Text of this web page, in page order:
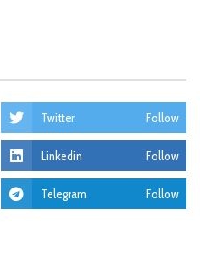
Twitter Follow
Linkedin Follow
Telegram Follow